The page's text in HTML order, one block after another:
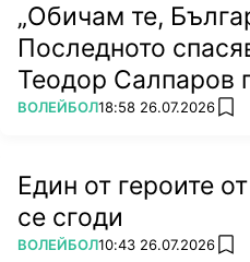
„Обичам те,
Последното
Теодор Салпаров
на 5 септември
ПОВЕЧЕ ОТ
ВОЛЕЙБОЛ18:58 26.07.2026
Един от героите
се сгоди
ПОВЕЧЕ ОТ
ВОЛЕЙБОЛ10:43 26.07.2026